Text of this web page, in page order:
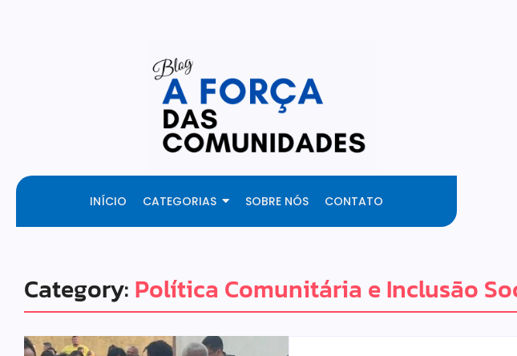
Fresh Articles Every Day
INÍCIO CATEGORIAS SOBRE NÓS CONTATO
Category: Política Comunitária e Inclusão